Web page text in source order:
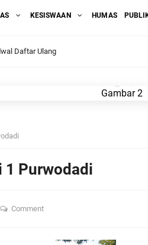
KESISWAAN HUMAS
Daftar Ulang
1 Purwodadi
Comment